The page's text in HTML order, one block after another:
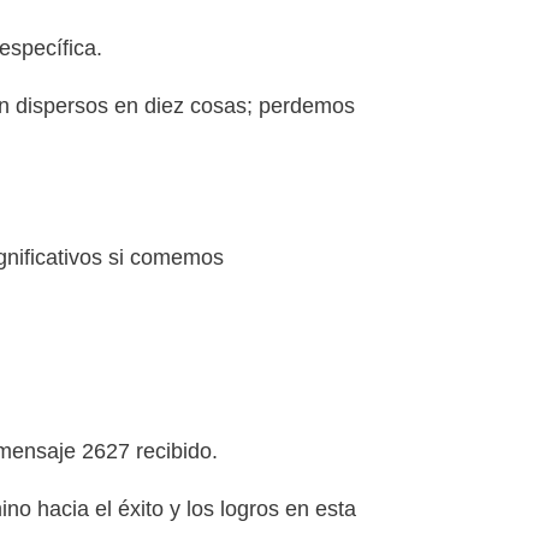
dispersos en diez cosas; perdemos
si comemos
2627 recibido.
hacia el éxito y los logros en esta